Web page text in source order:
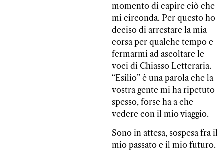
momento di capire ciò che
mi circonda. Per questo ho
deciso di arrestare la mia
corsa per qualche tempo e
fermarmi ad ascoltare le
voci di Chiasso Letteraria.
“Esilio” è una parola che la
vostra gente mi ha ripetuto
spesso, forse ha a che
vedere con il mio viaggio.
Sono in attesa, sospesa fra il
mio passato e il mio futuro.